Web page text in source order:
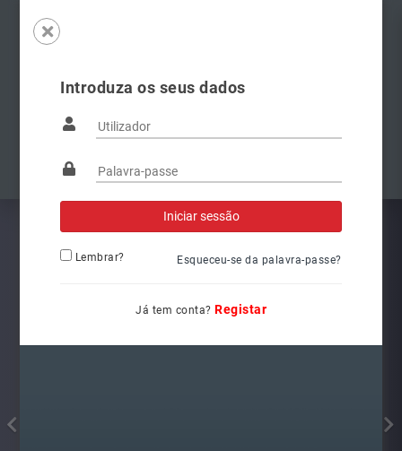
Introduza os seus dados
Lembrar? Esqueceu-se da palavra-passe?
Já tem conta? Registar
Famílias